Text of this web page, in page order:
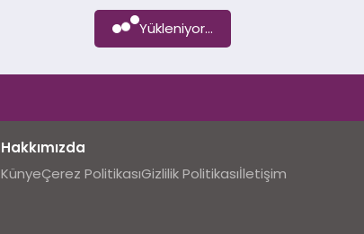
Yükleniyor...
Hakkımızda
KünyeÇerez PolitikasıGizlilik Politikasıİletişim